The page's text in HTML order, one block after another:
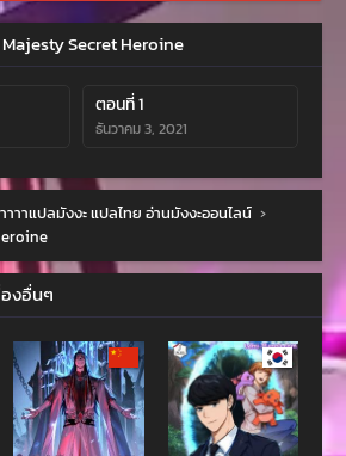
Secret Heroine
ตอนที่ 1
ธันวาคม 3, 2021
าาแปลมังงะ แปลไทย อ่านมังงะออนไลน์ ›
งอื่นๆ